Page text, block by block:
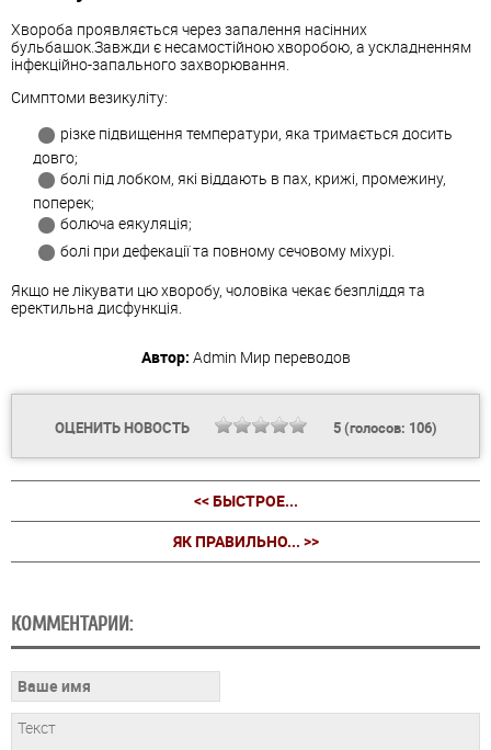
Хвороба проявляється через запалення насінних
бульбашок.Завжди є несамостійною хворобою, а ускладненням
інфекційно-запального захворювання.
Симптоми везикуліту:
різке підвищення температури, яка тримається досить
довго;
болі під лобком, які віддають в пах, крижі, промежину,
поперек;
болюча еякуляція;
болі при дефекації та повному сечовому міхурі.
Якщо не лікувати цю хворобу, чоловіка чекає безпліддя та
еректильна дисфункція.
Автор: Admin Мир переводов
ОЦЕНИТЬ НОВОСТЬ 5(голосов: 106)
<< БЫСТРОЕ...
ЯК ПРАВИЛЬНО... >>
КОММЕНТАРИИ: